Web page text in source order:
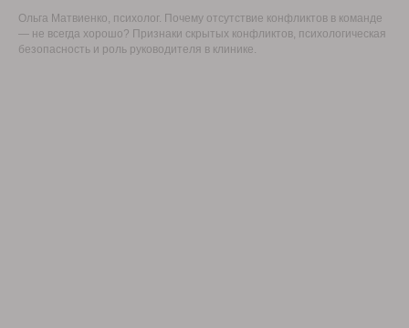
Ольга Матвиенко, психолог. Почему отсутствие конфликтов в команде
— не всегда хорошо? Признаки скрытых конфликтов, психологическая
безопасность и роль руководителя в клинике.